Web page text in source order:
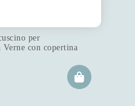
per
con copertina